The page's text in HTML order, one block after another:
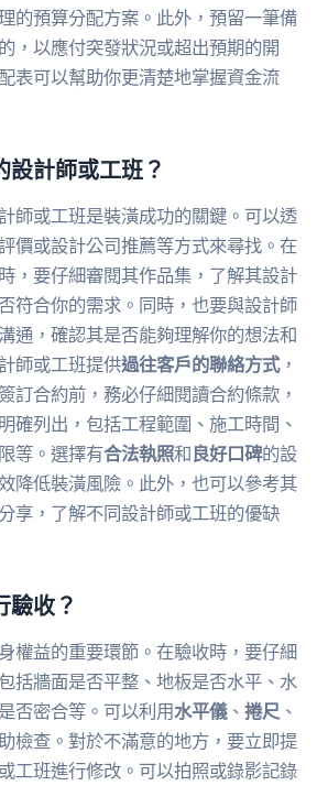
的預算分配方案。此外，預留一筆備
，以應付突發狀況或超出預期的開
表可以幫助你更清楚地掌握資金流
設計師或工班？
師或工班是裝潢成功的關鍵。可以透
價或設計公司推薦等方式來尋找。在
，要仔細審閱其作品集，了解其設計
符合你的需求。同時，也要與設計師
通，確認其是否能夠理解你的想法和
師或工班提供過往客戶的聯絡方式，
訂合約前，務必仔細閱讀合約條款，
確列出，包括工程範圍、施工時間、
等。選擇有合法執照和 良好口碑的設
降低裝潢風險。此外，也可以參考其
享，了解不同設計師或工班的優缺
驗收？
權益的重要環節。在驗收時，要仔細
括牆面是否平整、地板是否水平、水
否密合等。可以利用水平儀、 捲尺 、
檢查。對於不滿意的地方，要立即提
工班進行修改。可以拍照或錄影記錄